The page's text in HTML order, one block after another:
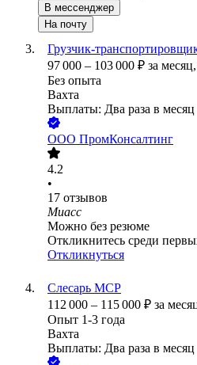
В мессенджер
На почту
Грузчик-
97 000 – 103 000 ₽ за месяц,
Без опыта
Вахта
Выплаты: Два раза в месяц
ООО ПромКонсалтинг
4.2
•
17 отзывов
Миасс
Можно без резюме
Откликнитесь среди
Откликнуться
Слесарь МСР
112 000 – 115 000 ₽ за
Опыт 1-3 года
Вахта
Выплаты: Два раза в месяц